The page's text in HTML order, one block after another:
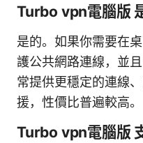
Turbo vpn電腦版
是的。如果你需要在
護公共網路連線，並
常提供更穩定的連線
援，性價比普遍較高。
Turbo vpn電腦版